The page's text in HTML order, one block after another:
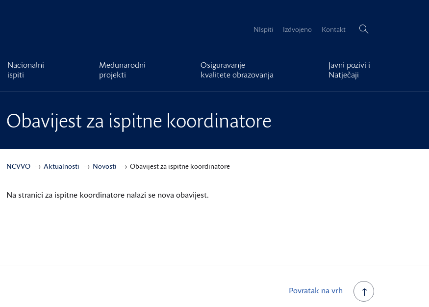
NIspiti Izdvojeno Kontakt Pretraži:
Nacionalni
ispiti
Međunarodni
projekti
Osiguravanje
kvalitete obrazovanja
Javni pozivi i
Natječaji
Obavijest za ispitne koordinatore
NCVVO Aktualnosti Novosti Obavijest za ispitne koordinatore
Na stranici za ispitne koordinatore nalazi se nova obavijest.
Povratak na vrh